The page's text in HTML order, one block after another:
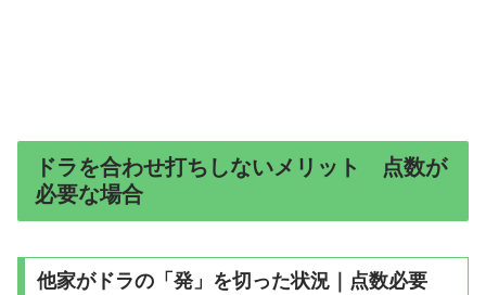
ドラを合わせ打ちしないメリット 点数が
必要な場合
他家がドラの「発」を切った状況｜点数必要